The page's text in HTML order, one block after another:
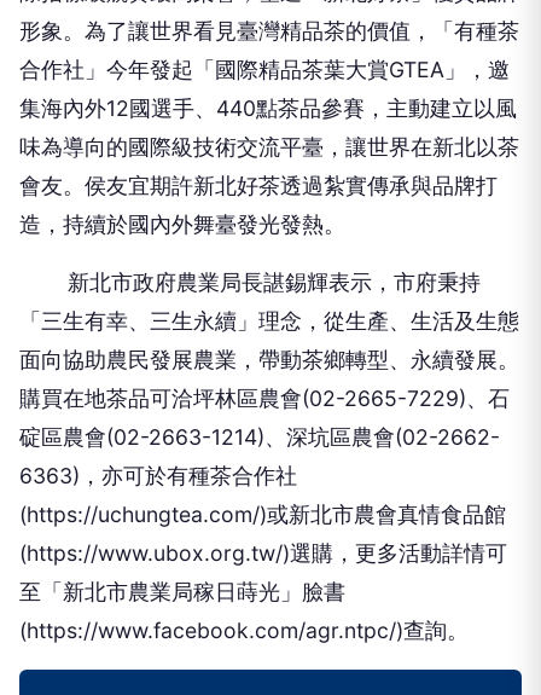
形象。為了讓世界看見臺灣精品茶的價值，「有種茶
合作社」今年發起「國際精品茶葉大賞GTEA」，邀
集海內外12國選手、440點茶品參賽，主動建立以風
味為導向的國際級技術交流平臺，讓世界在新北以茶
會友。侯友宜期許新北好茶透過紮實傳承與品牌打
造，持續於國內外舞臺發光發熱。
新北市政府農業局長諶錫輝表示，市府秉持
「三生有幸、三生永續」理念，從生產、生活及生態
面向協助農民發展農業，帶動茶鄉轉型、永續發展。
購買在地茶品可洽坪林區農會(02-2665-7229)、石
碇區農會(02-2663-1214)、深坑區農會(02-2662-
6363)，亦可於有種茶合作社
(https://uchungtea.com/)或新北市農會真情食品館
(https://www.ubox.org.tw/)選購，更多活動詳情可
至「新北市農業局稼日蒔光」臉書
(https://www.facebook.com/agr.ntpc/)查詢。